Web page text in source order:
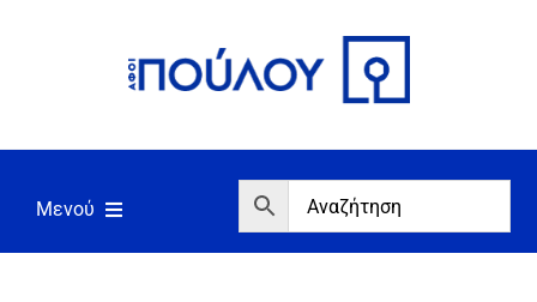
Μενού